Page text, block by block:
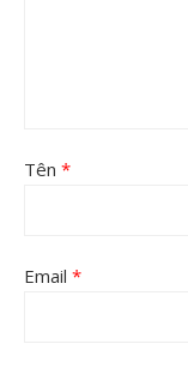
Tên *
Email *